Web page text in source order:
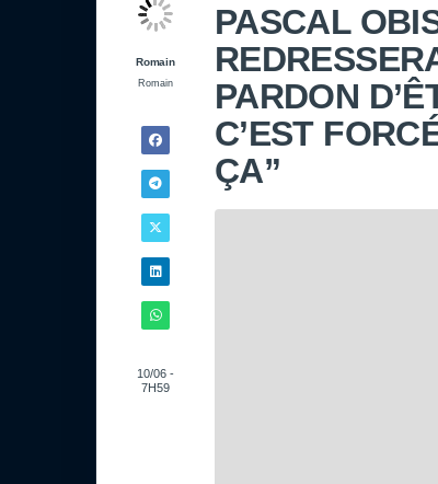
Romain
Romain
10/06 -
7H59
PASCAL
PARDON
C’EST
ÇA”